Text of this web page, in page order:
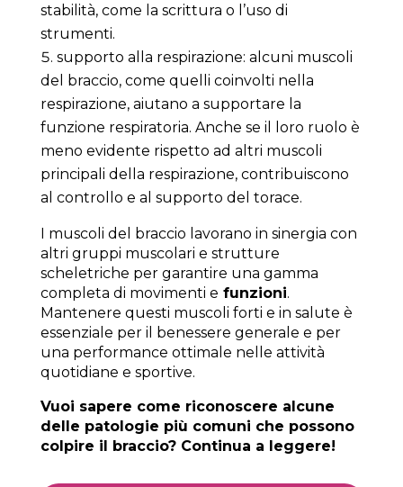
stabilità, come la scrittura o l’uso di
strumenti.
supporto alla respirazione: alcuni muscoli
del braccio, come quelli coinvolti nella
respirazione, aiutano a supportare la
funzione respiratoria. Anche se il loro ruolo è
meno evidente rispetto ad altri muscoli
principali della respirazione, contribuiscono
al controllo e al supporto del torace.
I muscoli del braccio lavorano in sinergia con
altri gruppi muscolari e strutture
scheletriche per garantire una gamma
completa di movimenti e funzioni.
Mantenere questi muscoli forti e in salute è
essenziale per il benessere generale e per
una performance ottimale nelle attività
quotidiane e sportive.
Vuoi sapere come riconoscere alcune
delle patologie più comuni che possono
colpire il braccio? Continua a leggere!